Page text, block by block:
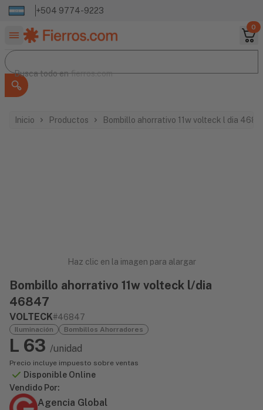
+504 9774-9223
0
Buscar productos
Busca todo en
Busca todo enfierros.com
Inicio Productos Bombillo ahorrativo 11w volteck l dia
Haz clic en la imagen para alargar
Bombillo ahorrativo 11w volteck l/dia
46847
VOLTECK#46847
Iluminación Bombillos Ahorradores
L 63 /unidad
Precio incluye impuesto sobre ventas
Disponible Online
Vendido Por:
Agencia Global